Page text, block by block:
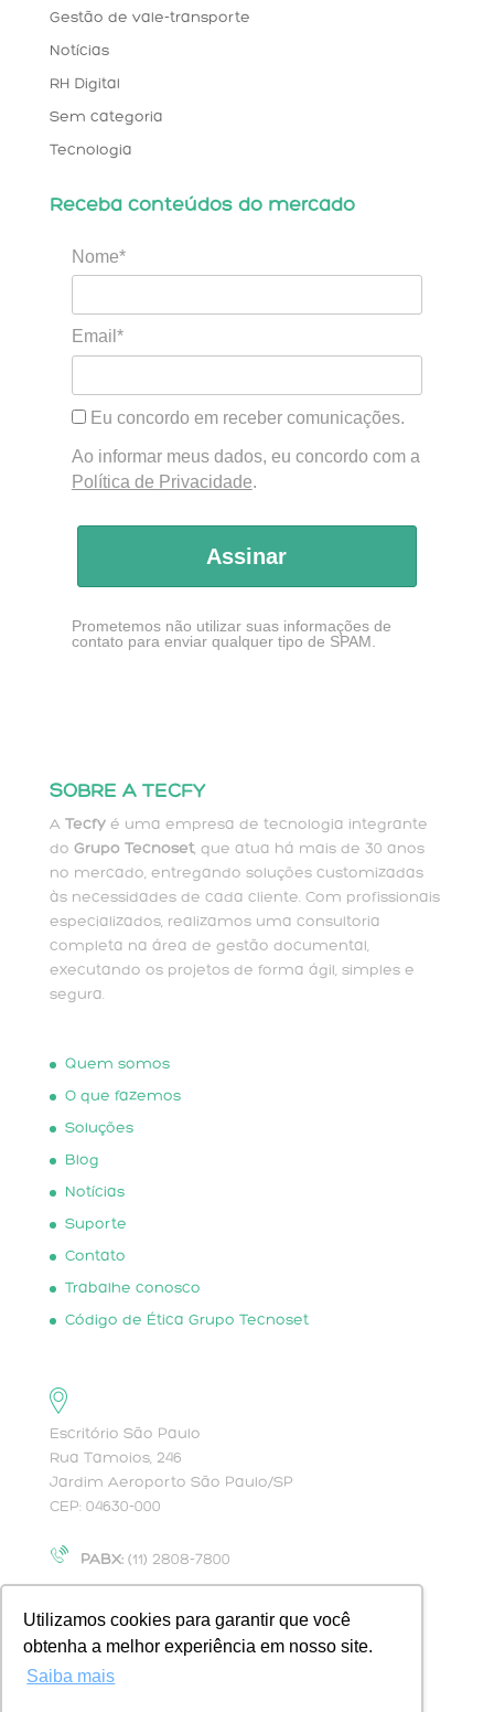
Utilizamos cookies para garantir que você
obtenha a melhor experiência em nosso site.
Saiba mais
Gestão de vale-transporte
Notícias
RH Digital
Sem categoria
Tecnologia
Receba conteúdos do mercado
Nome*
Email*
Eu concordo em receber comunicações.
Ao informar meus dados, eu concordo com a
Política de Privacidade.
Assinar
Prometemos não utilizar suas informações de
contato para enviar qualquer tipo de SPAM.
SOBRE A TECFY
A Tecfyé uma empresa de tecnologia integrante
do Grupo Tecnoset, que atua há mais de 30 anos
no mercado, entregando soluções customizadas
às necessidades de cada cliente. Com profissionais
especializados, realizamos uma consultoria
completa na área de gestão documental,
executando os projetos de forma ágil, simples e
segura.
Quem somos
O que fazemos
Soluções
Blog
Notícias
Suporte
Contato
Trabalhe conosco
Código de Ética Grupo Tecnoset
Escritório São Paulo
Rua Tamoios, 246
Jardim Aeroporto São Paulo/SP
CEP: 04630-000
PABX:(11) 2808-7800